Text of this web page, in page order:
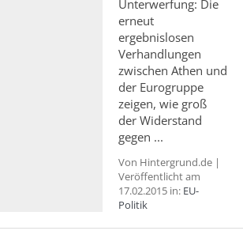
Unterwerfung: Die
erneut
ergebnislosen
Verhandlungen
zwischen Athen und
der Eurogruppe
zeigen, wie groß
der Widerstand
gegen ...
Von Hintergrund.de |
Veröffentlicht am
17.02.2015 in: EU-
Politik